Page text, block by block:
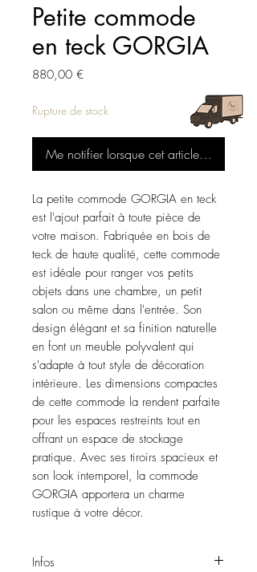
Petite commode
en teck GORGIA
880,00 €Prix
Rupture de stock
Me notifier lorsque cet article est
La petite commode GORGIA en teck
est l'ajout parfait à toute pièce de
votre maison. Fabriquée en bois de
teck de haute qualité, cette commode
est idéale pour ranger vos petits
objets dans une chambre, un petit
salon ou même dans l'entrée. Son
design élégant et sa finition naturelle
en font un meuble polyvalent qui
s'adapte à tout style de décoration
intérieure. Les dimensions compactes
de cette commode la rendent parfaite
pour les espaces restreints tout en
offrant un espace de stockage
pratique. Avec ses tiroirs spacieux et
son look intemporel, la commode
GORGIA apportera un charme
rustique à votre décor.
Infos